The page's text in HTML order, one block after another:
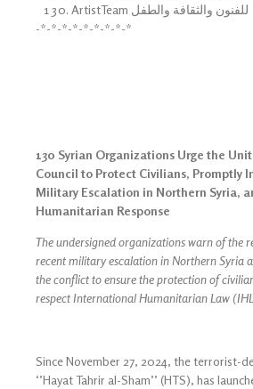
ArtistTeam للفنون والثقافة والطفل
-*-*-*-*-*-*-*-*-*
130 Syrian Organizations Urge the
Council to Protect Civilians, Promptly
Military Escalation in Northern Syria,
Humanitarian Response
The undersigned organizations warn of the
recent military escalation in Northern Syria
the conflict to ensure the protection of
respect International Humanitarian Law
Since November 27, 2024, the terrorist-
‘’Hayat Tahrir al-Sham’’ (HTS), has